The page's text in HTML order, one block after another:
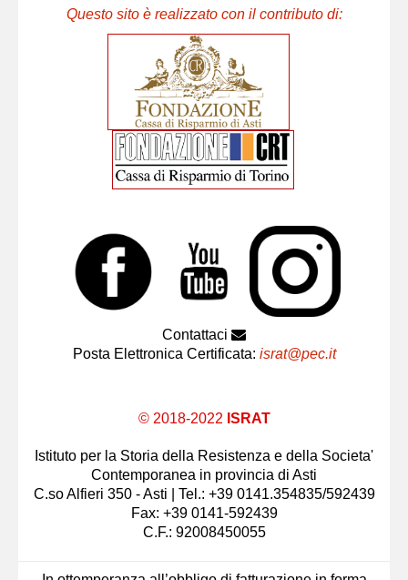
Questo sito è realizzato con il contributo di:
Contattaci
Posta Elettronica Certificata: israt@pec.it
© 2018-2022 ISRAT
Istituto per la Storia della Resistenza e della Societa'
Contemporanea in provincia di Asti
C.so Alfieri 350 - Asti | Tel.: +39 0141.354835/592439
Fax: +39 0141-592439
C.F.: 92008450055